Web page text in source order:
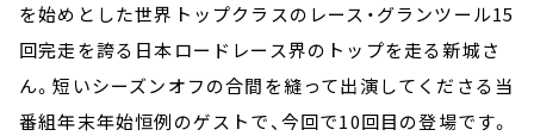
を始めとした世界トップクラスのレース・グランツール15
回完走を誇る日本ロードレース界のトップを走る新城さ
ん。短いシーズンオフの合間を縫って出演してくださる当
番組年末年始恒例のゲストで、今回で10回目の登場です。